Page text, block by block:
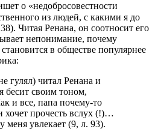
о «недобросовестности
из людей, с какими я до
Читая Ренана, он соотносит его
непонимание, почему
в обществе популярнее
гулял) читал Ренана и
бесит своим тоном,
и все, папа почему-то
хочет прочесть вслух (!)…
меня увлекает (9, л. 93).